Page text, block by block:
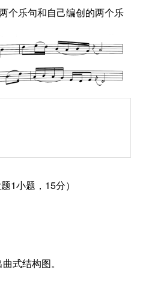
个乐句和自己编创的两个乐
1小题，15分）
式结构图。